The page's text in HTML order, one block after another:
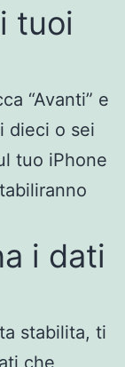
tuoi
“Avanti” e
dieci o sei
tuo iPhone
i dati
stabilita, ti
che